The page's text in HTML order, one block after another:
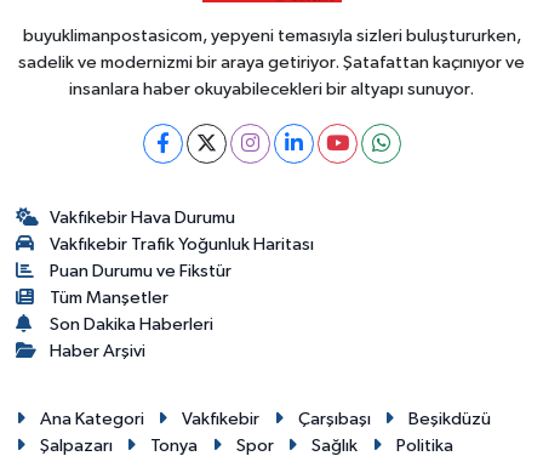
buyuklimanpostasicom, yepyeni temasıyla sizleri buluştururken,
sadelik ve modernizmi bir araya getiriyor. Şatafattan kaçınıyor ve
insanlara haber okuyabilecekleri bir altyapı sunuyor.
Vakfıkebir Hava Durumu
Vakfıkebir Trafik Yoğunluk Haritası
Puan Durumu ve Fikstür
Tüm Manşetler
Son Dakika Haberleri
Haber Arşivi
Ana Kategori Vakfıkebir Çarşıbaşı
Beşikdüzü
Şalpazarı
Tonya Spor Sağlık Politika